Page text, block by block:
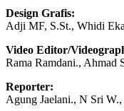
Design Grafis:
Adji MF, S.St., Whidi
Video Editor/
Rama Ramdani., Ahmad
Reporter:
Agung Jaelani., N Sri W.,